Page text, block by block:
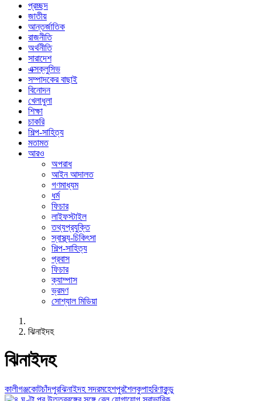
প্রচ্ছদ
জাতীয়
আন্তর্জাতিক
রাজনীতি
অর্থনীতি
সারাদেশ
এক্সক্লুসিভ
সম্পাদকের বাছাই
বিনোদন
খেলাধুলা
শিক্ষা
চাকরি
শিল্প-সাহিত্য
মতামত
আরও
অপরাধ
আইন আদালত
গণমাধ্যম
ধর্ম
ফিচার
লাইফস্টাইল
তথ্যপ্রযুক্তি
স্বাস্থ্য-চিকিৎসা
শিল্প-সাহিত্য
প্রবাস
ফিচার
ক্যাম্পাস
ভ্রমণ
সোশ্যাল মিডিয়া
ঝিনাইদহ
ঝিনাইদহ
কালীগঞ্জকোটচাঁদপুরঝিনাইদহ সদরমহেশপুরশৈলকুপাহরিণাকুন্ডু